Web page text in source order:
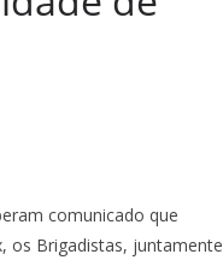
comunicado que
os Brigadistas, juntamente